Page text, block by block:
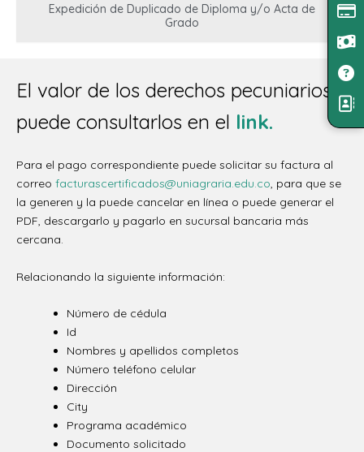
Expedición de Duplicado de Diploma y/o Acta de
Grado
El valor de los derechos pecuniarios
puede consultarlos en el link.
Para el pago correspondiente puede solicitar su factura al
correo facturascertificados@uniagraria.edu.co, para que se
la generen y la puede cancelar en línea o puede generar el
PDF, descargarlo y pagarlo en sucursal bancaria más
cercana.
Relacionando la siguiente información:
Número de cédula
Id
Nombres y apellidos completos
Número teléfono celular
Dirección
City
Programa académico
Documento solicitado